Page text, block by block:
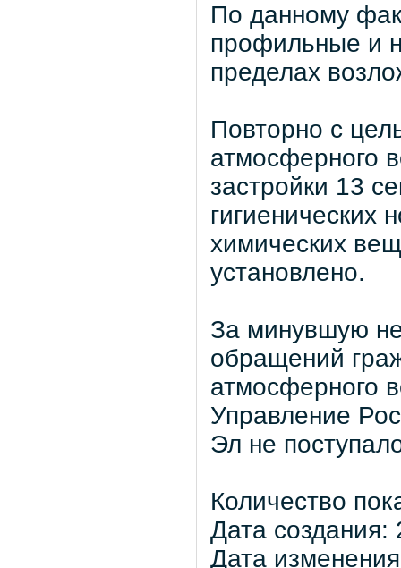
По данному
профильные и
пределах
Повторно с
атмосферного
застройки 13
гигиенических
химических
установлено.
За минувшую
обращений
атмосферного
Управление
Эл не
Количество
Дата
Дата